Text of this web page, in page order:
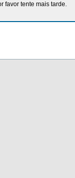
favor tente mais tarde.